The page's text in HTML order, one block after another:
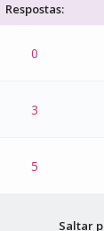
Respostas:
0
3
5
Saltar